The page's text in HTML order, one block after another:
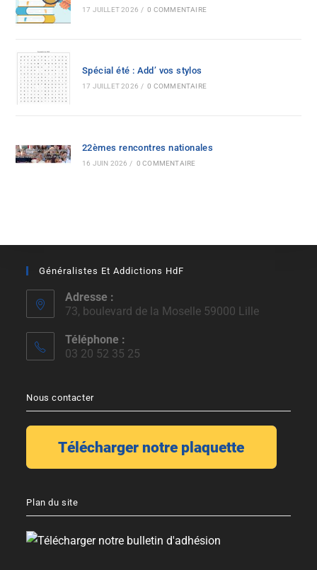
17 JUILLET 2026 / 0 COMMENTAIRE
Spécial été : Add’ vos stylos
17 JUILLET 2026 / 0 COMMENTAIRE
22èmes rencontres nationales
16 JUIN 2026 / 0 COMMENTAIRE
Généralistes Et Addictions HdF
Adresse :
73, boulevard de la Moselle 59000 Lille
Téléphone :
03 20 52 35 25
Nous contacter
Plan du site